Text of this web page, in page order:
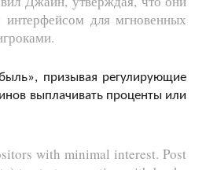
интерфейсом для мгновенных
призывая регулирующие
выплачивать проценты или
with minimal interest. Post